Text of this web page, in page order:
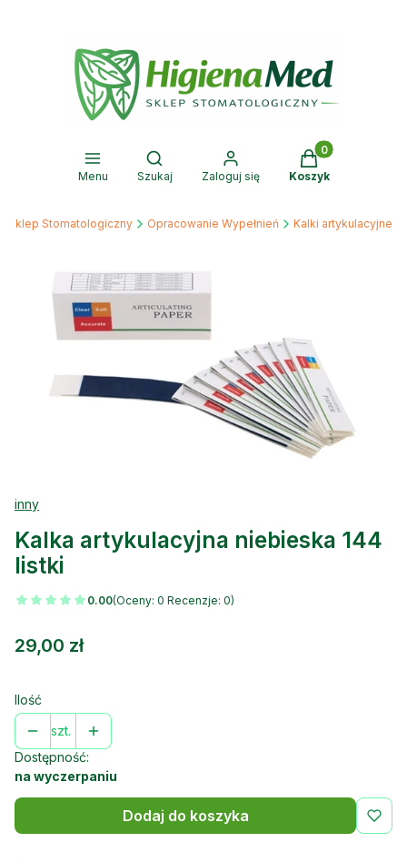
Menu
Otwórz wyszukiwarkę
Szukaj Zaloguj się
Produkty w
Koszyk
Sklep Stomatologiczny Opracowanie Wypełnień Kalki artykulacyjne
inny
Kalka artykulacyjna niebieska 144
listki
0.00(Oceny: 0 Recenzje: 0)
Cena
29,00 zł
Ilość
szt.
Dostępność:
na wyczerpaniu
Dodaj do koszyka